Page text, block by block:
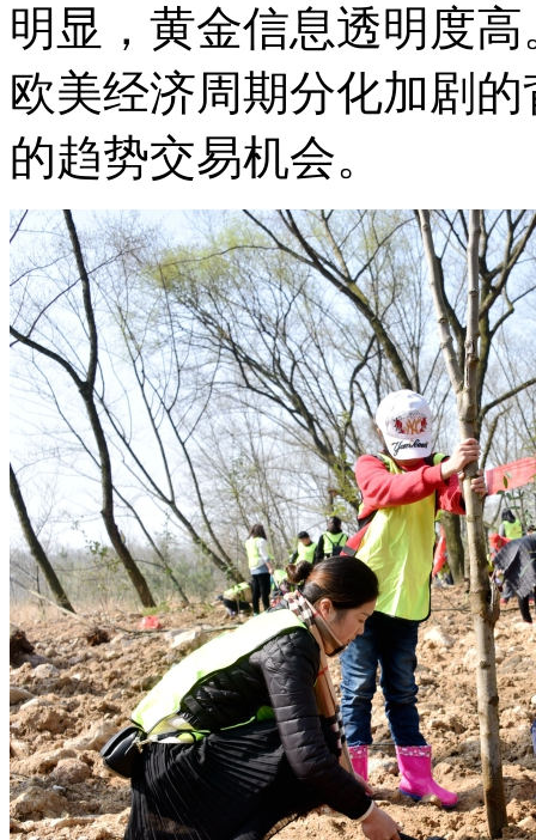
明显，黄金信息透明度
欧美经济周期分化加剧
的趋势交易机会。